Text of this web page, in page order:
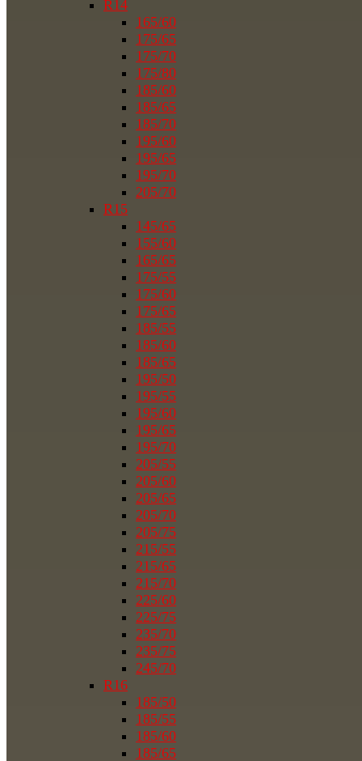
R14
165/60
175/65
175/70
175/80
185/60
185/65
185/70
195/60
195/65
195/70
205/70
R15
145/65
155/60
165/65
175/55
175/60
175/65
185/55
185/60
185/65
195/50
195/55
195/60
195/65
195/70
205/55
205/60
205/65
205/70
205/75
215/55
215/65
215/70
225/60
225/75
235/70
235/75
245/70
R16
185/50
185/55
185/60
185/65